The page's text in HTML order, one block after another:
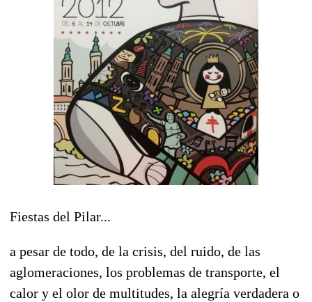
Fiestas del Pilar...
a pesar de todo, de la crisis, del ruido, de las
aglomeraciones, los problemas de transporte, el
calor y el olor de multitudes, la alegría verdadera o